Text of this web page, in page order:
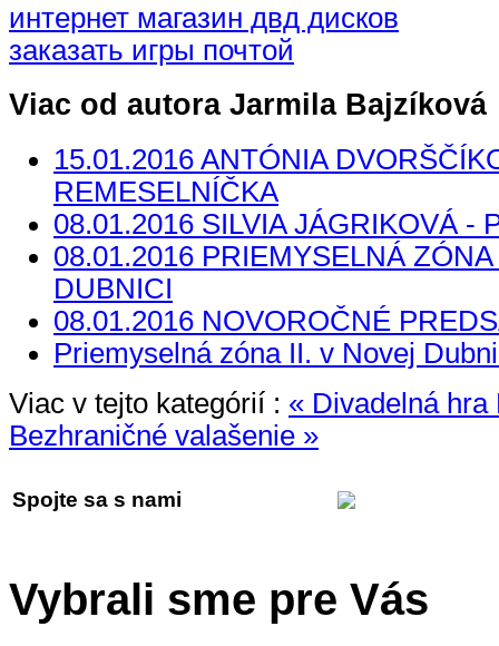
интернет магазин двд дисков
заказать игры почтой
Viac od autora Jarmila Bajzíková
15.01.2016 ANTÓNIA
REMESELNÍČKA
08.01.2016 SILVIA JÁGRIKOVÁ -
08.01.2016 PRIEMYSELNÁ
DUBNICI
08.01.2016 NOVOROČNÉ
Priemyselná zóna II. v Novej
Viac v tejto kategórií : « Divadelná hra
Bezhraničné valašenie »
Spojte sa s nami
Vybrali sme pre Vás